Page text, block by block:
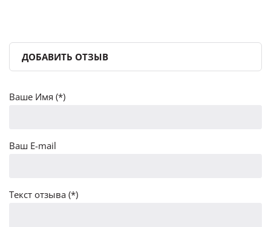
ДОБАВИТЬ ОТЗЫВ
Ваше Имя (*)
Ваш E-mail
Текст отзыва (*)